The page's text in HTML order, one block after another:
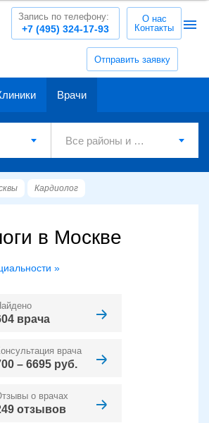
Отправить заявку
+7 (495) 324-17-93
Запись по телефону:
О нас
Контакты
Врачи
Кардиолог
в Москве
»
врача
врача
– 6695 руб.
о врачах
отзывов